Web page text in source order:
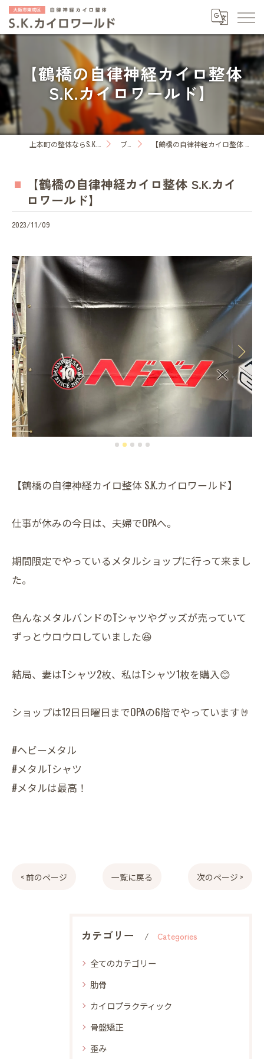
【鶴橋の自律神経カイロ整体
S.K.カイロワールド】
ブログ 【鶴橋の自律神経カイロ整体 S.K.カイロワールド】
【鶴橋の自律神経カイロ整体 S.K.カイ
ロワールド】
2023/11/09
【鶴橋の自律神経カイロ整体 S.K.カイロワールド】
仕事が休みの今日は、夫婦でOPAへ。
期間限定でやっているメタルショップに行って来まし
た。
色んなメタルバンドのTシャツやグッズが売っていて
ずっとウロウロしていました😆
結局、妻はTシャツ2枚、私はTシャツ1枚を購入😊
ショップは12日日曜日までOPAの6階でやっています🤘
#ヘビーメタル
#メタルTシャツ
#メタルは最高！
< 前のページ 一覧に戻る 次のページ >
カテゴリー Categories
全てのカテゴリー
肋骨
カイロプラクティック
骨盤矯正
歪み